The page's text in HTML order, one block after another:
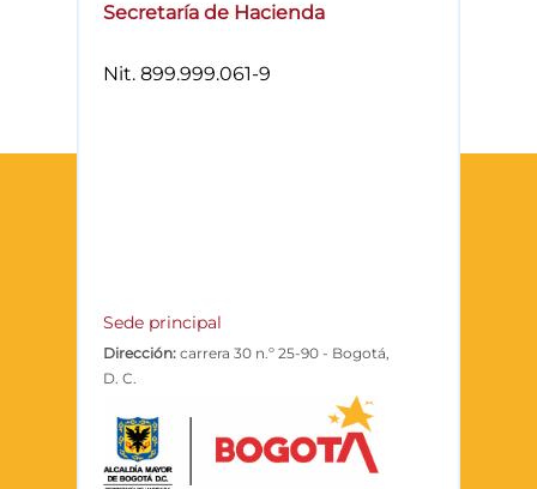
Secretaría de Hacienda
Nit. 899.999.061-9
Sede principal
Dirección: carrera 30 n.º 25-90 - Bogotá,
D. C.
Horario de atención:
lunes a viernes
7:00 a. m. - 4:30 p. m.
Teléfono PBX: